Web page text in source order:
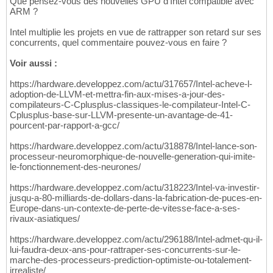
ARM ?
Intel multiplie les projets en vue de rattrapper son retard sur ses
concurrents, quel commentaire pouvez-vous en faire ?
Voir aussi :
https://hardware.developpez.com/actu/317657/Intel-acheve-l-
adoption-de-LLVM-et-mettra-fin-aux-mises-a-jour-des-
compilateurs-C-Cplusplus-classiques-le-compilateur-Intel-C-
Cplusplus-base-sur-LLVM-presente-un-avantage-de-41-
pourcent-par-rapport-a-gcc/
https://hardware.developpez.com/actu/318878/Intel-lance-son-
processeur-neuromorphique-de-nouvelle-generation-qui-imite-
le-fonctionnement-des-neurones/
https://hardware.developpez.com/actu/318223/Intel-va-investir-
jusqu-a-80-milliards-de-dollars-dans-la-fabrication-de-puces-en-
Europe-dans-un-contexte-de-perte-de-vitesse-face-a-ses-
rivaux-asiatiques/
https://hardware.developpez.com/actu/296188/Intel-admet-qu-il-
lui-faudra-deux-ans-pour-rattraper-ses-concurrents-sur-le-
marche-des-processeurs-prediction-optimiste-ou-totalement-
irrealiste/